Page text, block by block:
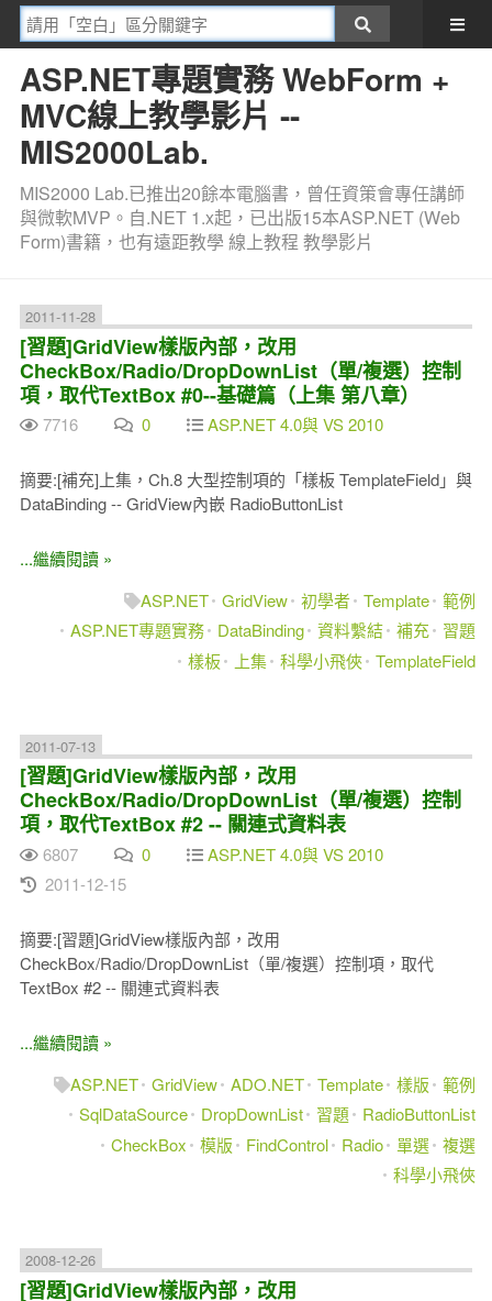
ASP.NET專題實務 WebForm +
MVC線上教學影片 --
MIS2000Lab.
MIS2000 Lab.已推出20餘本電腦書，曾任資策會專任講師
與微軟MVP。自.NET 1.x起，已出版15本ASP.NET (Web
Form)書籍，也有遠距教學 線上教程 教學影片
2011-11-28
[習題]GridView樣版內部，改用
CheckBox/Radio/DropDownList（單/複選）控制
項，取代TextBox #0--基礎篇（上集 第八章）
7716 0 ASP.NET 4.0與 VS 2010
摘要:[補充]上集，Ch.8 大型控制項的「樣板 TemplateField」與
DataBinding -- GridView內嵌 RadioButtonList
...繼續閱讀 »
ASP.NET GridView 初學者 Template 範例
ASP.NET專題實務
DataBinding 資料繫結 補充
習題
樣板
上集 科學小飛俠 TemplateField
2011-07-13
[習題]GridView樣版內部，改用
CheckBox/Radio/DropDownList（單/複選）控制
項，取代TextBox #2 -- 關連式資料表
6807 0
ASP.NET 4.0與 VS 2010
2011-12-15
摘要:[習題]GridView樣版內部，改用
CheckBox/Radio/DropDownList（單/複選）控制項，取代
TextBox #2 -- 關連式資料表
...繼續閱讀 »
ASP.NET GridView ADO.NET Template 樣版
範例
SqlDataSource
DropDownList 習題
RadioButtonList
CheckBox
模版 FindControl Radio 單選 複選
科學小飛俠
2008-12-26
[習題]GridView樣版內部，改用